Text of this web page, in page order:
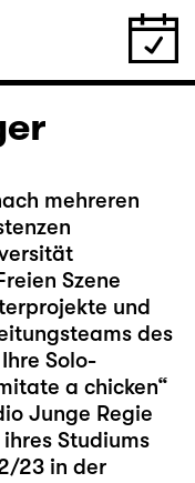
mehreren
Szene
und
des
Solo-
a chicken“
Junge Regie
Studiums
23 in der